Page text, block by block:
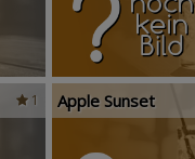
1 Apple Sunset